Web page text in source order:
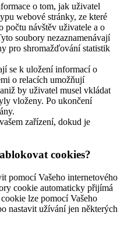
o tom, jak uživatel
webové stránky, ze které
počtu návštěv uživatele a o
soubory nezaznamenávají
pro shromažďování statistik
se k uložení informací o
o relacích umožňují
by uživatel musel vkládat
vloženy. Po ukončení
zařízení, dokud je
cookies?
pomocí Vašeho internetového
cookie automaticky přijímá
lze pomocí Vašeho
nastavit užívání jen některých